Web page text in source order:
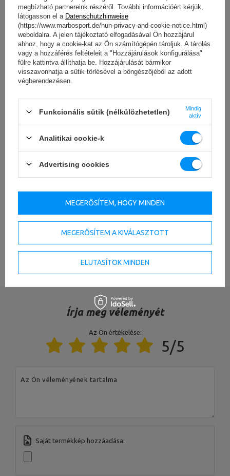
Műszaki adatok
magasság 1246 mm
hossz 1065 mm
Tőkeáttétel aránya 1:1
Profil 80 x 40 x 3 mm,rura 50 x 3 mm
fekete
súlyhalmaz
A termékért az EU-ban felelős szervezet
Gyártó
Spółka Komandytowa
LÁSD AZ ÖSSZES PARAMÉTERT
Írja meg véleményét
Az Ön értékelése:
5/5
Az Ön véleményének tartalma
Saját termékkép hozzáadása:
megbízható partnereink részéről. További információért kérjük,
látogasson el a Datenschutzhinweise
(https://www.marbosport.de/hun-privacy-and-cookie-notice.html)
weboldalra. A jelen tájékoztató elfogadásával Ön hozzájárul
ahhoz, hogy a cookie-kat az Ön számítógépén tároljuk. A tárolás
vagy a hozzáférés feltételeit a "Hozzájárulások konfigurálása"
fülre kattintva állíthatja be. Hozzájárulását bármikor
visszavonhatja a sütik törlésével a böngészőjéből az adott
végberendezésen.
Funkcionális sütik (nélkülözhetetlen)
Mindig
aktív
Analitikai cookie-k
Advertising cookies
MEGERŐSÍTEM A KIVÁLASZTOTT
ELUTASÍTOK MINDEN
MEGERŐSÍTEM, HOGY MINDEN